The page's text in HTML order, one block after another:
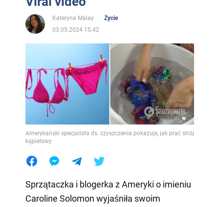
Kateryna Malay
Życie
03.05.2024 15:42
Amerykański specjalista ds. czyszczenia pokazuje, jak prać strój
kąpielowy
Sprzątaczka i blogerka z Ameryki o imieniu
Caroline Solomon wyjaśniła swoim